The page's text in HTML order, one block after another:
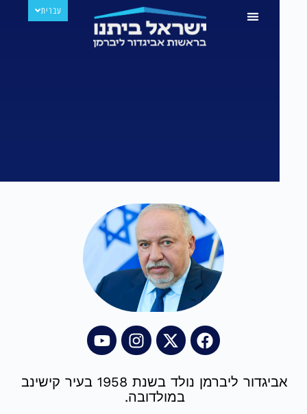
РУССКИЙ
אביגדור ליברמן נולד בשנת 1958 בעיר קישינב
במולדובה.